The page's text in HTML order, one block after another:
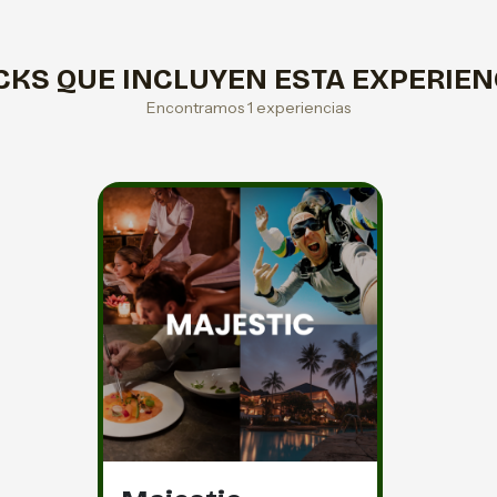
QUE INCLUYEN ESTA
Encontramos 1 experiencias